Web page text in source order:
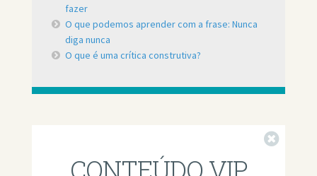
fazer
O que podemos aprender com a frase: Nunca
diga nunca
O que é uma crítica construtiva?